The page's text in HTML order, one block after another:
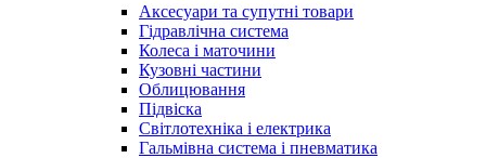
Аксесуари та супутні товари
Гідравлічна система
Колеса і маточини
Кузовні частини
Облицювання
Підвіска
Світлотехніка і електрика
Гальмівна система і пневматика